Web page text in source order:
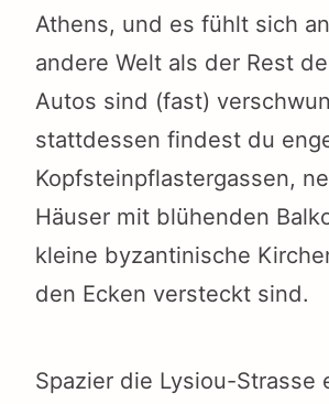
Athens, und es fühlt sich
andere Welt als der Rest
Autos sind (fast)
stattdessen findest du
Kopfsteinpflastergassen,
Häuser mit blühenden
kleine byzantinische
den Ecken versteckt sind.
Spazier die Lysiou-Strasse